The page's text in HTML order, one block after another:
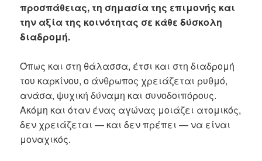
προσπάθειας, τη σημασία της επιμονής και
την αξία της κοινότητας σε κάθε δύσκολη
διαδρομή.
Όπως και στη θάλασσα, έτσι και στη διαδρομή
του καρκίνου, ο άνθρωπος χρειάζεται ρυθμό,
ανάσα, ψυχική δύναμη και συνοδοιπόρους.
Ακόμη και όταν ένας αγώνας μοιάζει ατομικός,
δεν χρειάζεται — και δεν πρέπει — να είναι
μοναχικός.